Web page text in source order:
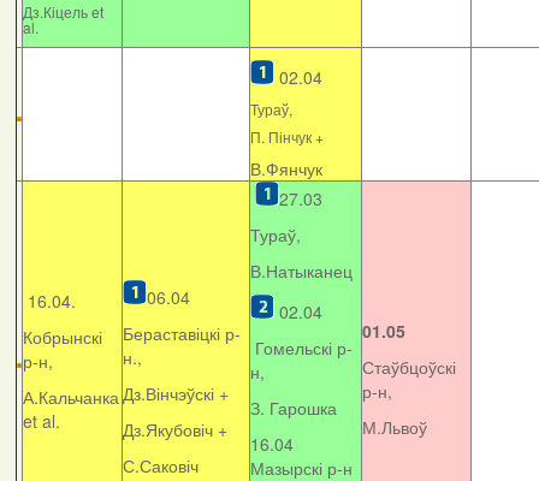
Дз.Кіцель et
al.
02.04
Тураў,
П. Пінчук +
В.Фянчук
16.04.
Кобрынскі
р-н,
А.Кальчанка
et al.
06.04
Бераставіцкі р-
н.,
Дз.Вінчэўскі +
Дз.Якубовіч +
С.Саковіч
27.03
Тураў,
В.Натыканец
02.04
Гомельскі р-
н,
З. Гарошка
16.04
Мазырскі р-н
01.05
Стаўбцоўскі
р-н,
М.Львоў